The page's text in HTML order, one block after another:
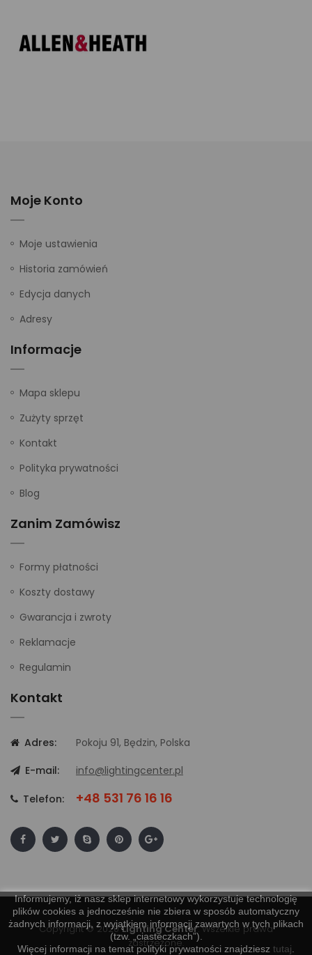
Informujemy, iż nasz sklep internetowy wykorzystuje technologię
plików cookies a jednocześnie nie zbiera w sposób automatyczny
żadnych informacji, z wyjątkiem informacji zawartych w tych plikach
(tzw. „ciasteczkach”).
Więcej informacji na temat polityki prywatności znajdziesz tutaj
Moje Konto
Moje ustawienia
Historia zamówień
Edycja danych
Adresy
Informacje
Mapa sklepu
Zużyty sprzęt
Kontakt
Polityka prywatności
Blog
Zanim Zamówisz
Formy płatności
Koszty dostawy
Gwarancja i zwroty
Reklamacje
Regulamin
Kontakt
Adres:
Pokoju 91, Będzin, Polska
E-mail:
info@lightingcenter.pl
Telefon: +48 531 76 16 16
Copyright © 2020Lighting Center. Wszelkie prawa
zastrzeżone.